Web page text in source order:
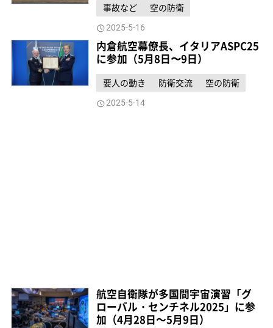
事故など 空の防衛
2025-5-16
内倉航空幕僚長、イタリアASPC25
に参加（5月8日〜9日）
要人の動き 防衛交流 空の防衛
2025-5-14
航空自衛隊が多国間宇宙演習「グ
ローバル・センチネル2025」に参
加（4月28日～5月9日）